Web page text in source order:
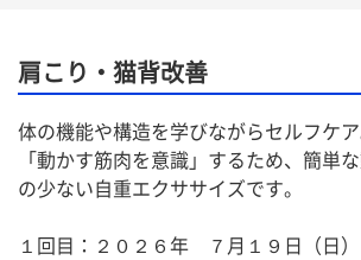
肩こり・猫背改善
体の機能や構造を学びながらセルフケア
「動かす筋肉を意識」するため、簡単
の少ない自重エクササイズです。
１回目：２０２６年　７月１９日（日）